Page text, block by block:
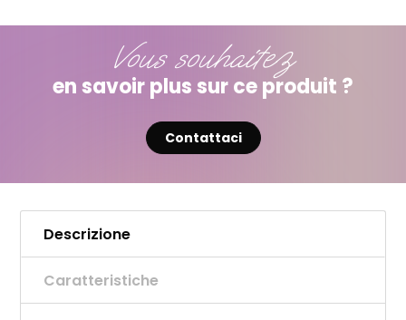
Vous souhaitez
en savoir plus sur ce produit ?
Contattaci
Descrizione
Caratteristiche